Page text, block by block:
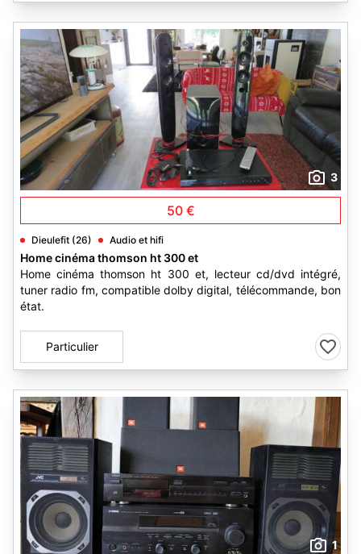
3
50 €
Dieulefit (26) Audio et hifi
Home cinéma thomson ht 300 et
Home cinéma thomson ht 300 et, lecteur cd/dvd intégré,
tuner radio fm, compatible dolby digital, télécommande, bon
état.
Particulier
1